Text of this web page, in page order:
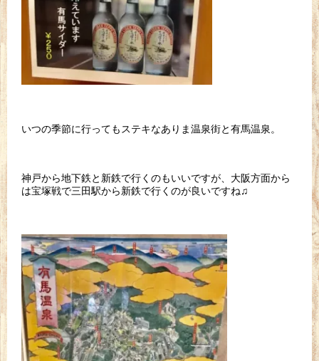
いつの季節に行ってもステキなありま温泉街と有馬温泉。
神戸から地下鉄と新鉄で行くのもいいですが、大阪方面から
は宝塚戦で三田駅から新鉄で行くのが良いですね♫